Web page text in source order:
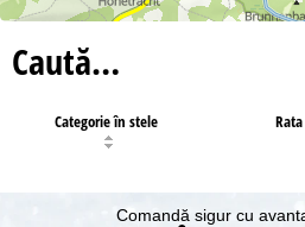
Caută…
Categorie în stele
Comandă sigur cu